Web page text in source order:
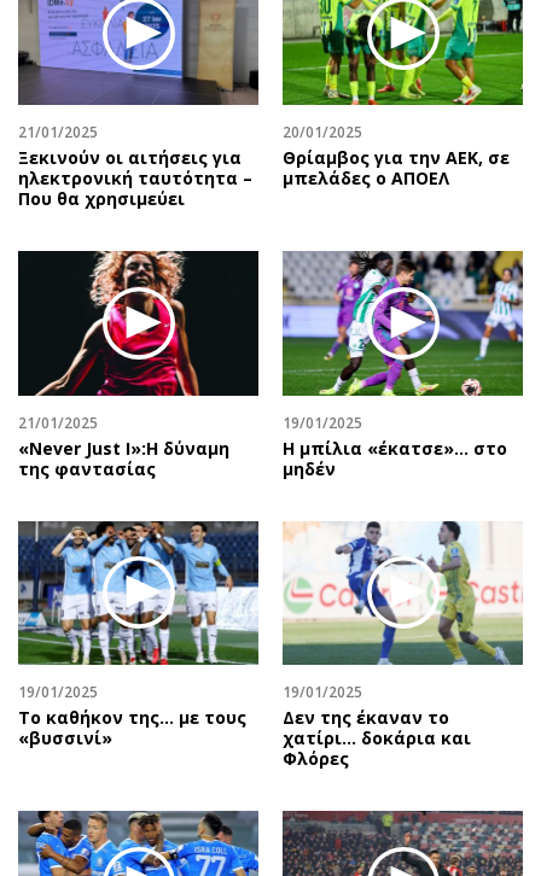
21/01/2025
Ξεκινούν οι αιτήσεις για
ηλεκτρονική ταυτότητα –
Που θα χρησιμεύει
20/01/2025
Θρίαμβος για την ΑΕΚ, σε
μπελάδες ο ΑΠΟΕΛ
21/01/2025
«Never Just I»:Η δύναμη
της φαντασίας
19/01/2025
Η μπίλια «έκατσε»… στο
μηδέν
19/01/2025
Το καθήκον της… με τους
«βυσσινί»
19/01/2025
Δεν της έκαναν το
χατίρι… δοκάρια και
Φλόρες